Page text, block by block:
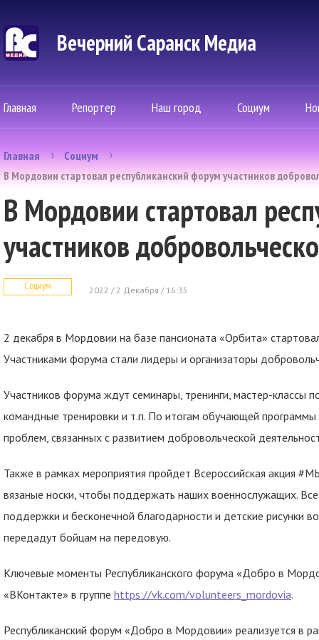
Вечерний Саранск Mедиа
Главная Репортер Наш город Социум
Главная
Социум
В Мордовии стартовал республиканский форум участников
В Мордовии стартовал
участников
Социум 2022 / 2 Декабря / 16:35
2 декабря в Мордовии на базе пансионата «Орбита»
Участниками форума стали лидеры и организаторы
Участников форума ждут семинары, тренинги, мастер-классы
командные тренировки и т.п. По итогам обучающей
проблем, связанных с развитием добровольческой
Также в рамках мероприятия пройдет Всероссийская акция
вязаные носки, чтобы поддержать наших военнослужащих.
поддержки и бесконечной благодарности и детские
передадут бойцам на передовую.
Ключевые моменты Республиканского форума «Добро в
«ВКонтакте» в группе https://vk.com/volunteers_mordovia.
Республиканский форум «Добро в Мордовии» реализуется в